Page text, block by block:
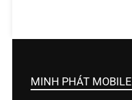
t
h
MINH PHÁT MOBILE